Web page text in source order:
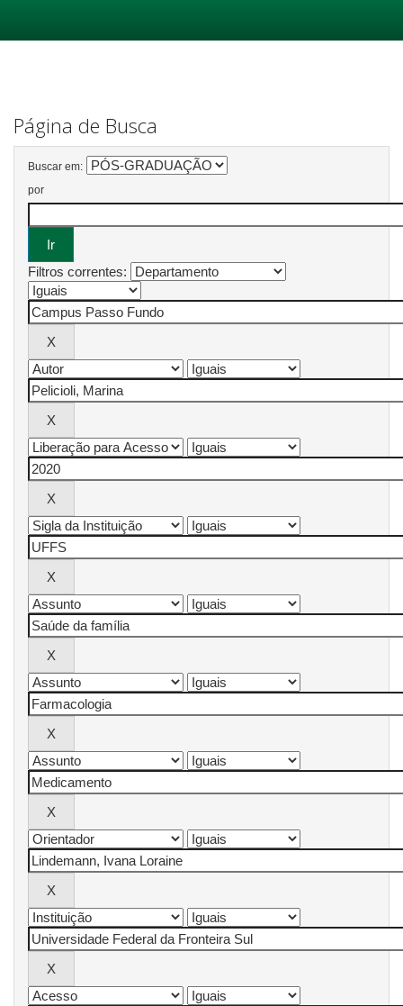
Página de Busca
Buscar em:
por
Filtros correntes: